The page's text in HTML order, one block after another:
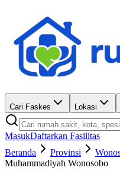
Cari Faskes Lokasi
MasukDaftarkan Fasilitas
Beranda
Provinsi
Muhammadiyah Wonosobo